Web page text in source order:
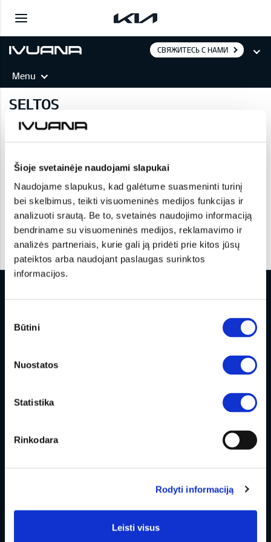
Šioje svetainėje naudojami slapukai
Naudojame slapukus, kad galėtume suasmeninti turinį
bei skelbimus, teikti visuomeninės medijos funkcijas ir
analizuoti srautą. Be to, svetainės naudojimo informaciją
bendriname su visuomeninės medijos, reklamavimo ir
analizės partneriais, kurie gali ją pridėti prie kitos jūsų
pateiktos arba naudojant paslaugas surinktos
informacijos.
pasirinkimas
Būtini
Nuostatos
Statistika
Rinkodara
Rodyti informaciją
Leisti visus
СВЯЖИТЕСЬ С НАМИ
Menu
SELTOS
SELTOS SUV, 1,6 T-GDI (180лс) 2WD
SELTOS SUV, 1,6 T-GDI (180лс) 7DCT 2WD
SELTOS SUV, 1,6 T-GDI (180лс) 7DCT 4WD
Youtube